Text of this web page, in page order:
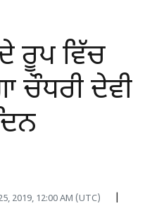
ਰੂਪ ਵਿੱਚ
ਚੌਧਰੀ ਦੇਵੀ
2019, 12:00 AM (UTC)